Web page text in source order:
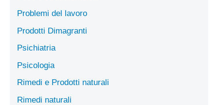
Problemi del lavoro
Prodotti Dimagranti
Psichiatria
Psicologia
Rimedi e Prodotti naturali
Rimedi naturali